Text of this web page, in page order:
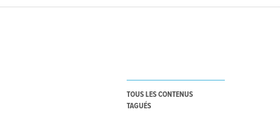
TOUS LES CONTENUS
TAGUÉS